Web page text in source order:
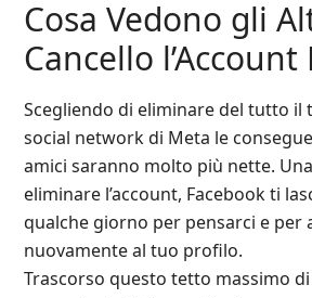
Cosa Vedono gli
Cancello
Scegliendo di eliminare del tutto il
social network di Meta le
amici saranno molto più nette.
eliminare l’account, Facebook ti
qualche giorno per pensarci e per
nuovamente al tuo profilo.
Trascorso questo tetto massimo